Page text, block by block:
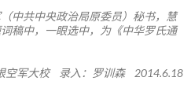
中共中央政治局原委员）秘书，慧
稿中，一眼选中，为《中华罗氏通
空军大校 录入：罗训森 2014.6.18